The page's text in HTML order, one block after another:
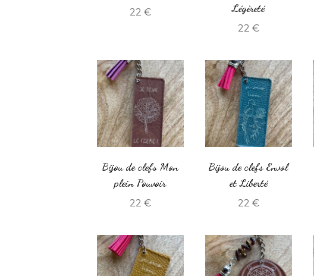
22 €
Légèreté
22 €
Bijou de clefs Mon
plein Pouvoir
22 €
Bijou de clefs Envol
et Liberté
22 €